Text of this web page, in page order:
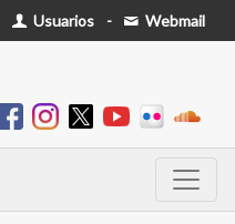
Usuarios - Webmail